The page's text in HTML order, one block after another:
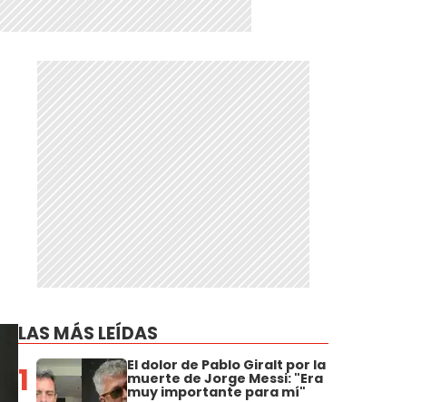
LAS MÁS LEÍDAS
1 El dolor de Pablo Giralt por la
muerte de Jorge Messi: "Era
muy importante para mí"